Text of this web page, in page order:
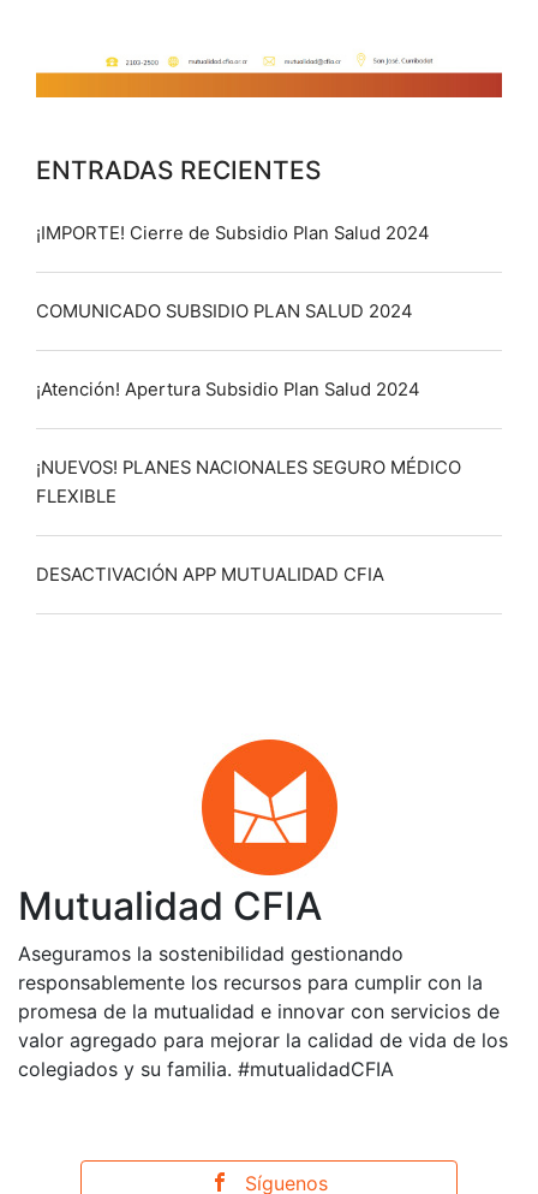
ENTRADAS RECIENTES
¡IMPORTE! Cierre de Subsidio Plan Salud 2024
COMUNICADO SUBSIDIO PLAN SALUD 2024
¡Atención! Apertura Subsidio Plan Salud 2024
¡NUEVOS! PLANES NACIONALES SEGURO MÉDICO
FLEXIBLE
DESACTIVACIÓN APP MUTUALIDAD CFIA
Mutualidad CFIA
Aseguramos la sostenibilidad gestionando
responsablemente los recursos para cumplir con la
promesa de la mutualidad e innovar con servicios de
valor agregado para mejorar la calidad de vida de los
colegiados y su familia. #mutualidadCFIA
Síguenos